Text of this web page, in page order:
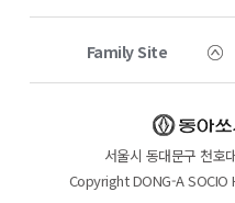
Family Site
서울시 동대문구 천호
Copyright DONG-A